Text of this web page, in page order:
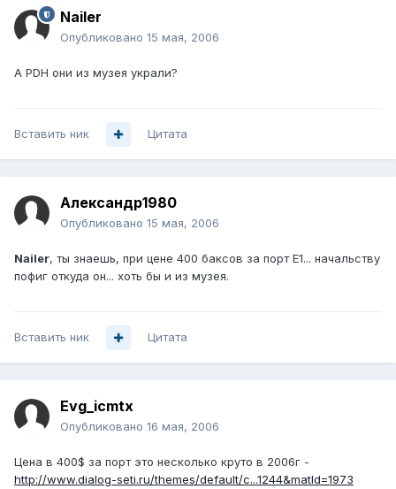
Nailer
Опубликовано 15 мая, 2006
А PDH они из музея украли?
Вставить ник Цитата
Александр1980
Опубликовано 15 мая, 2006
Nailer, ты знаешь, при цене 400 баксов за порт Е1... начальству
пофиг откуда он... хоть бы и из музея.
Вставить ник Цитата
Evg_icmtx
Опубликовано 16 мая, 2006
Цена в 400$ за порт это несколько круто в 2006г -
http://www.dialog-seti.ru/themes/default/c...1244&matId=1973